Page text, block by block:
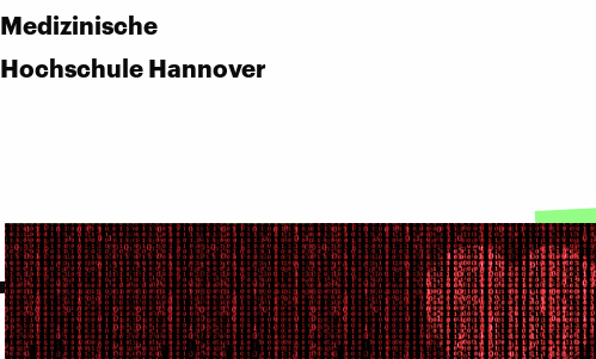
Medizinische
Hochschule Hannover